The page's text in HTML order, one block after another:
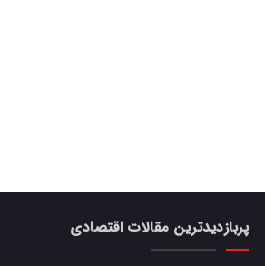
پربازدیدترین مقالات اقتصادی